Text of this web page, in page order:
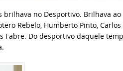
brilhava no Desportivo. Brilhava
Rebelo, Humberto Pinto, Carlos
Fabre. Do desportivo daquele